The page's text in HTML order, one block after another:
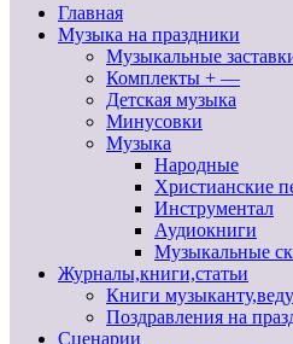
Главная
Музыка на праздники
Музыкальные
Комплекты + —
Детская музыка
Минусовки
Музыка
Народные
Христианские
Инструментал
Аудиокниги
Музыкальные
Журналы,книги,статьи
Книги
Поздравления на
Сценарии